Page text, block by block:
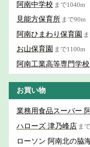
阿南中学校 まで1040m
見能方保育所 まで90m
阿南ひまわり保育園
お山保育園 まで1100m
阿南工業高等専門学校
お買い物
業務用食品スーパー
ハローズ 津乃峰店 ま
ローソン 阿南北の脇